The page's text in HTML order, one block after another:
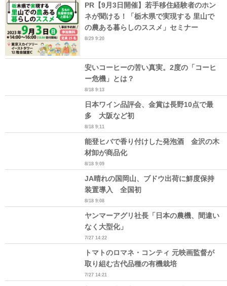
PR【9月3日開催】若手移住経験者のホン
ネが聞ける！「栃木県で実現する 里山で
の農ある暮らしのススメ」セミナー
8/29 9:20
安いコーヒーの苦い真実。2度の「コーヒ
ー危機」とは？
8/18 9:13
日本ワイン品評会、金賞は長野10点で最
多 大阪など初
8/18 9:11
能登ヒバで香り付けした発泡酒 金沢の木
材卸が商品化
8/18 9:09
JA晴れの国岡山、ブドウ出荷に鮮度保持
装置導入 全国初
8/18 9:08
ヤンマーアグリ社長「日本の農機、間違い
なく大型化」
7/27 14:22
トマトのロマネ・コンティ 元映画監督が
取り組む古代品種の有機栽培
7/27 14:21